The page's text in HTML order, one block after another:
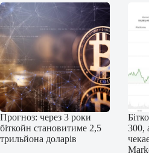
Прогноз: через 3 роки
біткойн становитиме 2,5
трильйона доларів
300,